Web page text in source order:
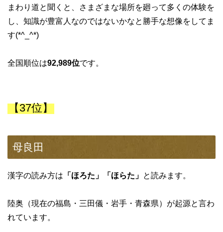
まわり道と聞くと、さまざまな場所を廻って多くの体験を
し、知識が豊富人なのではないかなと勝手な想像をしてま
す(*^_^*)
全国順位は92,989位です。
【37位】
母良田
漢字の読み方は 「ほろた」「ほらた」 と読みます。
陸奥（現在の福島・三田儀・岩手・青森県）が起源と言わ
れています。